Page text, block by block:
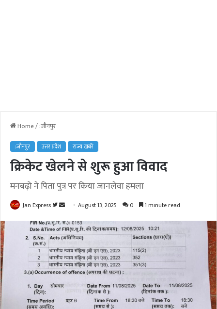
Home/:जौनपुर
:जौनपुर उत्तर प्रदेश राज्य खबरें
क्रिकेट खेलने से शुरू हुआ विवाद
मनबढ़ो ने पिता पुत्र पर किया जानलेवा हमला
Jan Express
F
l
l
o
w
o
n
n
d
a
n
e
a
August 13, 2025 0 1 minute read